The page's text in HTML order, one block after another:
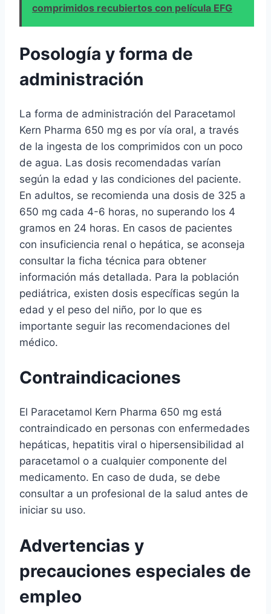
comprimidos recubiertos con película EFG
Posología y forma de
administración
La forma de administración del Paracetamol
Kern Pharma 650 mg es por vía oral, a través
de la ingesta de los comprimidos con un poco
de agua. Las dosis recomendadas varían
según la edad y las condiciones del paciente.
En adultos, se recomienda una dosis de 325 a
650 mg cada 4-6 horas, no superando los 4
gramos en 24 horas. En casos de pacientes
con insuficiencia renal o hepática, se aconseja
consultar la ficha técnica para obtener
información más detallada. Para la población
pediátrica, existen dosis específicas según la
edad y el peso del niño, por lo que es
importante seguir las recomendaciones del
médico.
Contraindicaciones
El Paracetamol Kern Pharma 650 mg está
contraindicado en personas con enfermedades
hepáticas, hepatitis viral o hipersensibilidad al
paracetamol o a cualquier componente del
medicamento. En caso de duda, se debe
consultar a un profesional de la salud antes de
iniciar su uso.
Advertencias y
precauciones especiales de
empleo